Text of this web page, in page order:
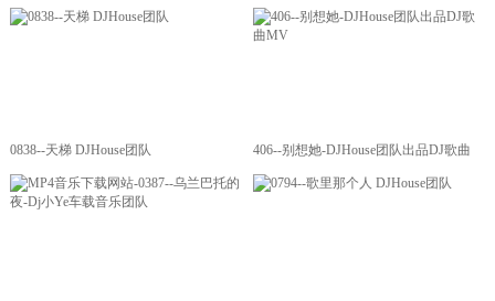
DJ【柏林Music】
DJ舞曲视频
0838--天梯 DJHouse团队
406--别想她-DJHouse团队出品DJ歌曲
MV